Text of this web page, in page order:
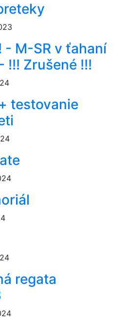
- M-SR v ťahaní
!!! Zrušené !!!
testovanie
regata